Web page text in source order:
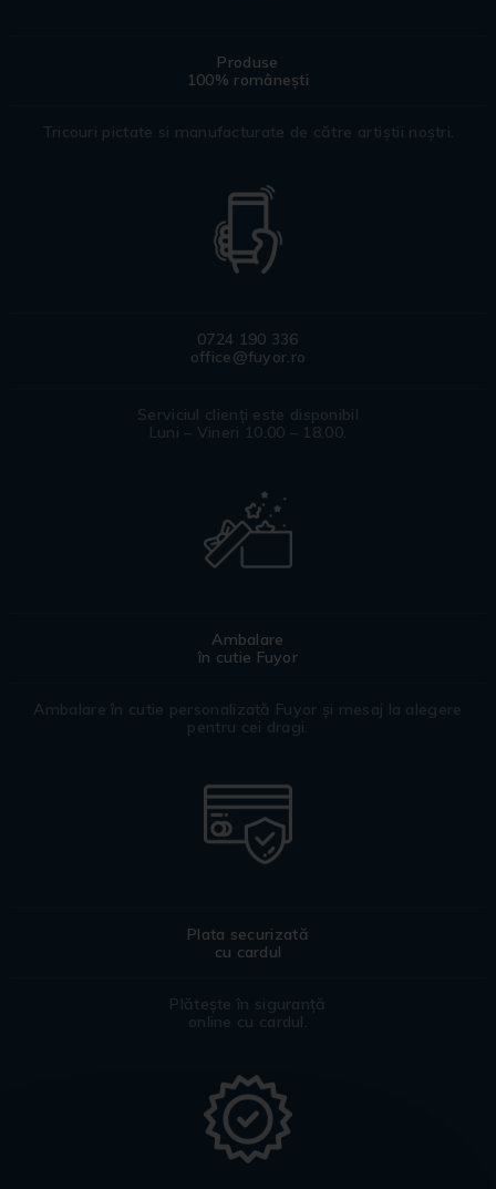
Produse
100% românești
Tricouri pictate si manufacturate de către artiștii noștri.
0724 190 336
office@fuyor.ro
Serviciul clienți este disponibil
Luni – Vineri 10.00 – 18.00.
Ambalare
în cutie Fuyor
Ambalare în cutie personalizată Fuyor și mesaj la alegere
pentru cei dragi.
Plata securizată
cu cardul
Plătește în siguranță
online cu cardul.